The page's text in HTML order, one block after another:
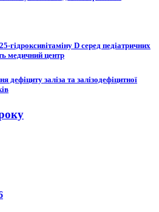
гідроксивітаміну D серед педіатричних
медичний центр
дефіциту заліза та залізодефіцитної